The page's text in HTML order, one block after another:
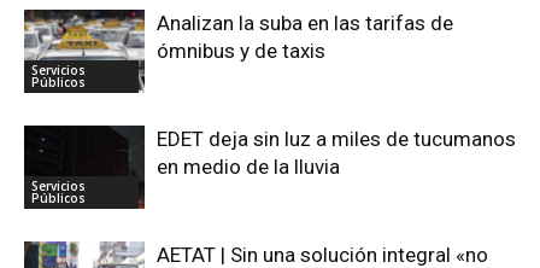
Servicios
Públicos
Analizan la suba en las tarifas de
ómnibus y de taxis
Servicios
Públicos
EDET deja sin luz a miles de tucumanos
en medio de la lluvia
AETAT | Sin una solución integral «no